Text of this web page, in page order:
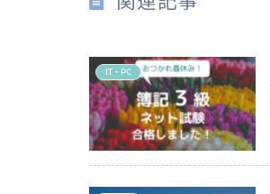
IT・PC